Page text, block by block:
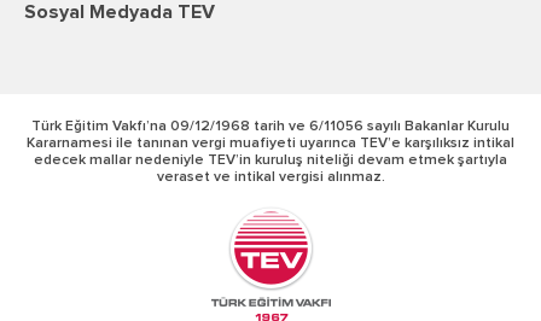
Sosyal Medyada TEV
Türk Eğitim Vakfı’na 09/12/1968 tarih ve 6/11056 sayılı Bakanlar Kurulu
Kararnamesi ile tanınan vergi muafiyeti uyarınca TEV’e karşılıksız intikal
edecek mallar nedeniyle TEV’in kuruluş niteliği devam etmek şartıyla
veraset ve intikal vergisi alınmaz.